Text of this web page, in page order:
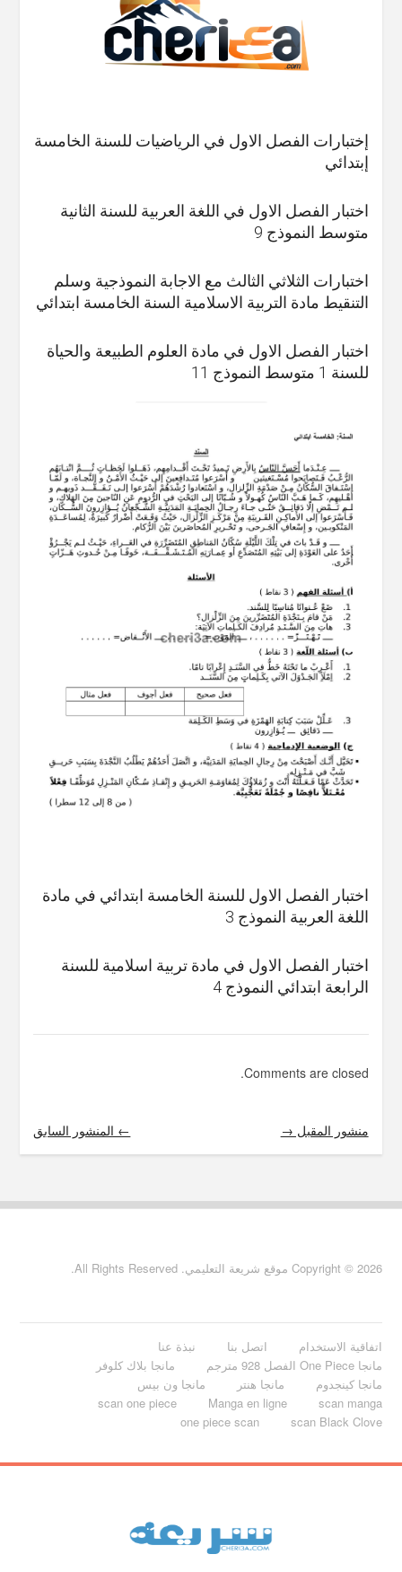
إختبارات الفصل الاول في الرياضيات للسنة الخامسة
إبتدائي
اختبار الفصل الاول في اللغة العربية للسنة الثانية
متوسط النموذج 9
اختبارات الثلاثي الثالث مع الاجابة النموذجية وسلم
التنقيط مادة التربية الاسلامية السنة الخامسة ابتدائي
اختبار الفصل الاول في مادة العلوم الطبيعة والحياة
للسنة 1 متوسط النموذج 11
اختبار الفصل الاول للسنة الخامسة ابتدائي في مادة
اللغة العربية النموذج 3
اختبار الفصل الاول في مادة تربية اسلامية للسنة
الرابعة ابتدائي النموذج 4
Comments are closed.
← المنشور السابق منشور المقبل →
Copyright © 2026 موقع شريعة التعليمي. All Rights Reserved.
اتفاقية الاستخدام اتصل بنا
نبذة عنا
مانجا One Piece الفصل 928 مترجم
مانجا بلاك كلوفر
مانجا كينجدوم
مانجا هنتر
مانجا ون بيس
scan manga
Manga en ligne
scan one piece
scan Black Clove
one piece scan